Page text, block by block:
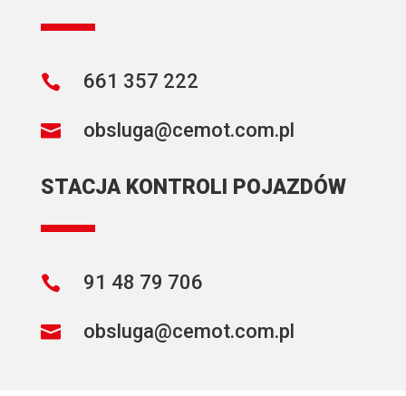
 661 357 222
 obsluga@cemot.com.pl
STACJA KONTROLI POJAZDÓW
 91 48 79 706
 obsluga@cemot.com.pl